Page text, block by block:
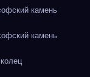
камень
камень